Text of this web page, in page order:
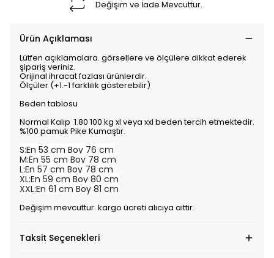
Değişim ve İade Mevcuttur.
Ürün Açıklaması
Lütfen açıklamalara. görsellere ve ölçülere dikkat ederek
şipariş veriniz.
Orijinal ihracat fazlası ürünlerdir.
Ölçüler (+1.-1 farklılık gösterebilir)
Beden tablosu
Normal Kalıp 1.80 100 kg xl veya xxl beden tercih etmektedir.
%100 pamuk Pike Kumaştır.
S:En 53 cm Boy 76 cm
M:En 55 cm Boy 78 cm
L:En 57 cm Boy 78 cm
XL:En 59 cm Boy 80 cm
XXL:En 61 cm Boy 81 cm
Değişim mevcuttur. kargo ücreti alıcıya aittir.
Taksit Seçenekleri